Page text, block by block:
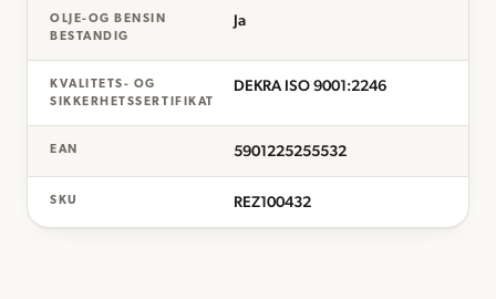
OLJE-OG BENSIN
BESTANDIG
Ja
KVALITETS- OG
SIKKERHETSSERTIFIKAT
DEKRA ISO 9001:2246
EAN 5901225255532
SKU REZ100432